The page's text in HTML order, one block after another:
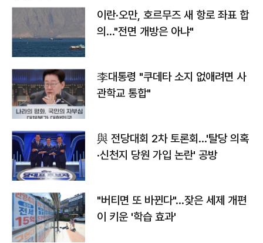
이란·오만, 호르무즈 새 항로 좌표 합
의…"전면 개방은 아냐"
李대통령 "쿠데타 소지 없애려면 사
관학교 통합"
與 전당대회 2차 토론회…'탈당 의혹
·신천지 당원 가입 논란' 공방
"버티면 또 바뀐다"…잦은 세제 개편
이 키운 '학습 효과'